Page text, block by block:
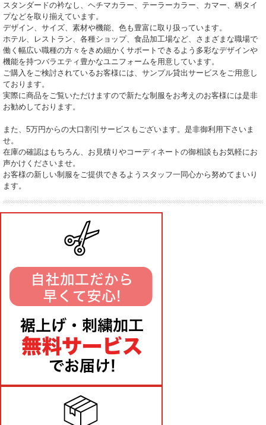
スタンダードの衿なし、ヘチマカラー、テーラーカラー、カマー、柄タイ
プなどを取り揃えています。
デザイン、サイズ、素材や機能、色も豊富に取り扱っています。
ホテル、レストラン、各種ショップ、食品加工場など、さまざまな職場で
働く幅広い職種の方々をきめ細かくサポートできるよう多彩なデザインや
機能を持つバラエティ豊かなユニフォームを用意しています。
ご購入をご検討されているお客様には、サンプル貸出サービスをご用意し
ております。
実際に商品をご覧いただけますので新たな制服をお考えのお客様には是非
お勧めしております。
また、5万円からの大口割引サービスもございます。是非御利用下さいま
せ。
在庫の確認はもちろん、お見積りやコーディネートの御相談もお気軽にお
声かけくださいませ。
お客様の新しい制服をご提供できるようスタッフ一同心から努めてまいり
ます。